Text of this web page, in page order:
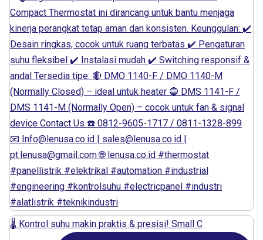
🌡️ Kontrol suhu makin praktis & presisi! Small C